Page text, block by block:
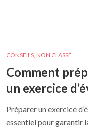
CONSEILS, NON CLASSÉ
Comment
un exercice
Préparer un exercice
essentiel pour garantir